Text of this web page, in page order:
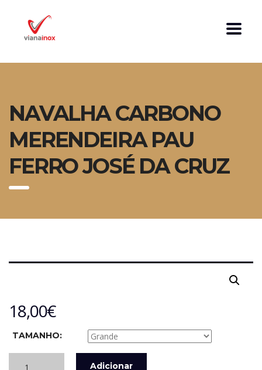
NAVALHA CARBONO
MERENDEIRA PAU
FERRO JOSÉ DA CRUZ
18,00€
TAMANHO:
Adicionar